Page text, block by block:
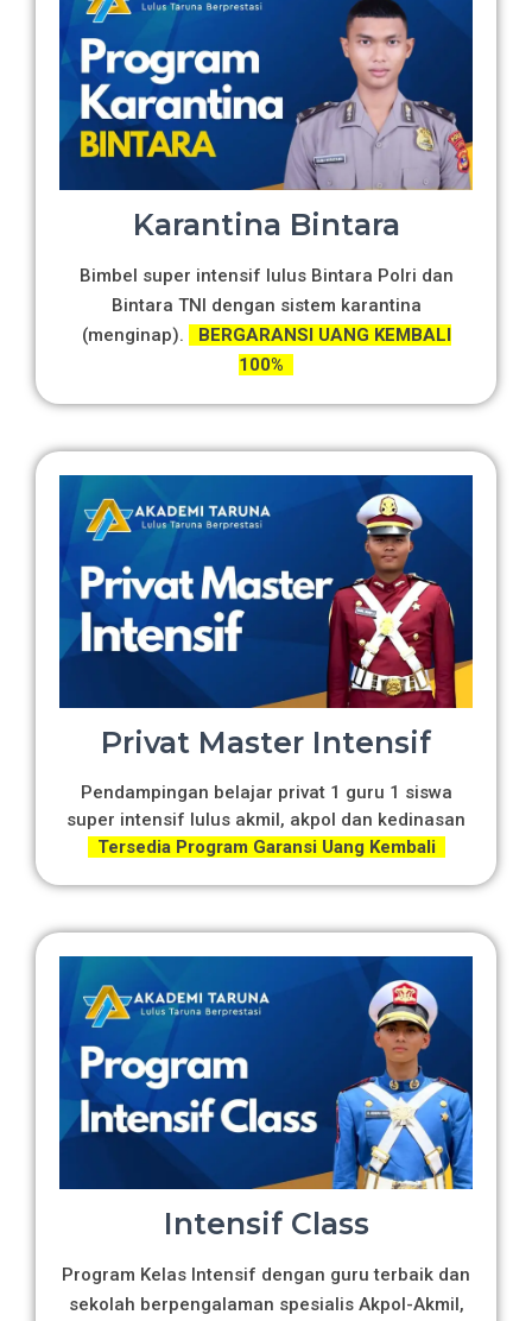
Karantina Bintara
Bimbel super intensif lulus Bintara Polri dan
Bintara TNI dengan sistem karantina
(menginap).
BERGARANSI UANG KEMBALI
100%
Privat Master Intensif
Pendampingan belajar privat 1 guru 1 siswa
super intensif lulus akmil, akpol dan kedinasan
Tersedia Program Garansi Uang Kembali
Intensif Class
Program Kelas Intensif dengan guru terbaik dan
sekolah berpengalaman spesialis Akpol-Akmil,